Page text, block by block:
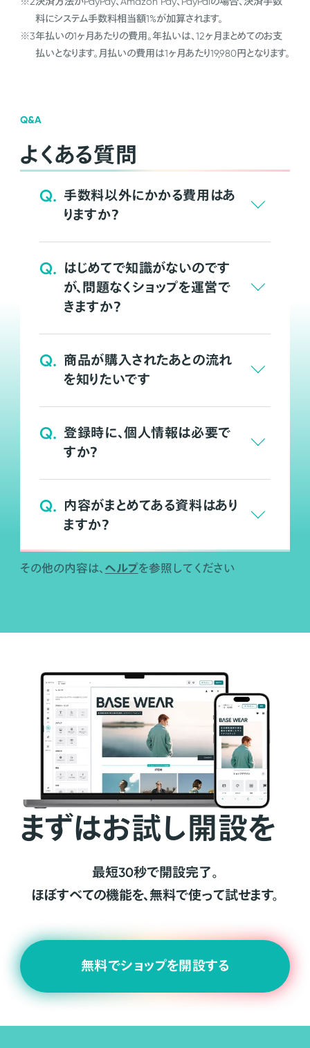
料にシステム手数料相当額1%が加算されます。
※3年払いの1ヶ月あたりの費用。年払いは、12ヶ月まとめてのお支
払いとなります。月払いの費用は1ヶ月あたり19,980円となります。
Q&A
よくある質問
Q. 手数料以外にかかる費用はあ
りますか？
Q. はじめてで知識がないのです
が、問題なくショップを運営で
きますか？
Q. 商品が購入されたあとの流れ
を知りたいです
Q. 登録時に、個人情報は必要で
すか？
Q. 内容がまとめてある資料はあり
ますか？
その他の内容は、 ヘルプを参照してください
まずはお試し開設を
最短30秒で開設完了。
ほぼすべての機能を、無料で使って試せます。
無料でショップを開設する